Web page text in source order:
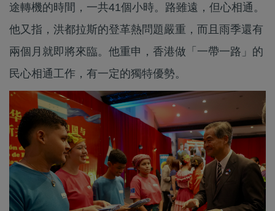
途轉機的時間，一共41個小時。路雖遠，但心相通。
他又指，洪都拉斯的登革熱問題嚴重，而且雨季還有
兩個月就即將來臨。他重申，香港做「一帶一路」的
民心相通工作，有一定的獨特優勢。